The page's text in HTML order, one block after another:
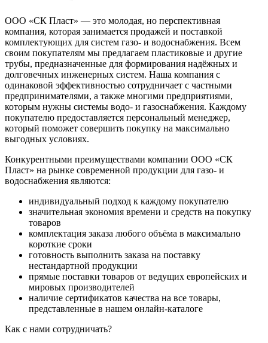
ООО «СК Пласт» — это молодая, но перспективная
компания, которая занимается продажей и поставкой
комплектующих для систем газо- и водоснабжения. Всем
своим покупателям мы предлагаем пластиковые и другие
трубы, предназначенные для формирования надёжных и
долговечных инженерных систем. Наша компания с
одинаковой эффективностью сотрудничает с частными
предпринимателями, а также многими предприятиями,
которым нужны системы водо- и газоснабжения. Каждому
покупателю предоставляется персональный менеджер,
который поможет совершить покупку на максимально
выгодных условиях.
Конкурентными преимуществами компании ООО «СК
Пласт» на рынке современной продукции для газо- и
водоснабжения являются:
индивидуальный подход к каждому покупателю
значительная экономия времени и средств на покупку
товаров
комплектация заказа любого объёма в максимально
короткие сроки
готовность выполнить заказа на поставку
нестандартной продукции
прямые поставки товаров от ведущих европейских и
мировых производителей
наличие сертификатов качества на все товары,
представленные в нашем онлайн-каталоге
Как с нами сотрудничать?